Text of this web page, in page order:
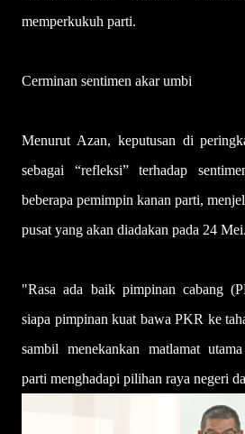
memperkukuh parti.
Cerminan sentimen akar umbi
Menurut Azan, keputusan di
sebagai “refleksi” terhadap
beberapa pemimpin kanan parti,
pusat yang akan diadakan pada 24 Mei.
"Rasa ada baik pimpinan cabang
siapa pimpinan kuat bawa PKR ke
sambil menekankan matlamat
parti menghadapi pilihan raya negeri